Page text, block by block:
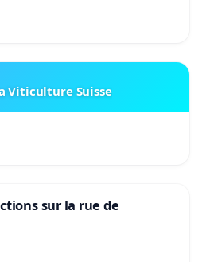
Viticulture Suisse
sur la rue de